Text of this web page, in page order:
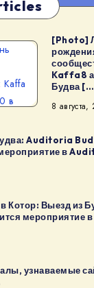
Kaffa
в
[Photo]
Kaffa8
Будва
8 августа,
Auditoria
в
Котор: Выезд из
мероприятие
узнаваемые